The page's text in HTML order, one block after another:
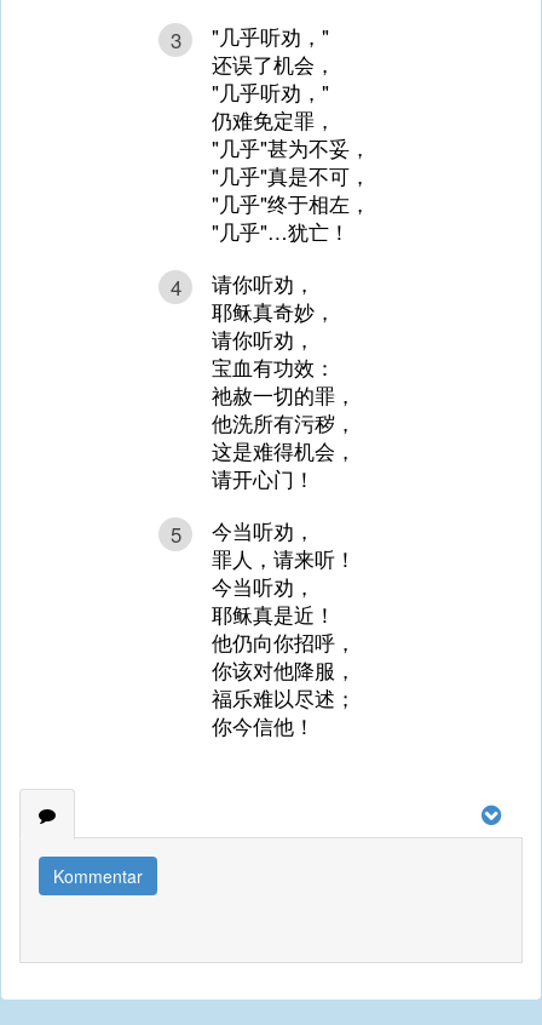
3
"几乎听劝，"
还误了机会，
"几乎听劝，"
仍难免定罪，
"几乎"甚为不妥，
"几乎"真是不可，
"几乎"终于相左，
"几乎"…犹亡！
4
请你听劝，
耶稣真奇妙，
请你听劝，
宝血有功效：
祂赦一切的罪，
他洗所有污秽，
这是难得机会，
请开心门！
5
今当听劝，
罪人，请来听！
今当听劝，
耶稣真是近！
他仍向你招呼，
你该对他降服，
福乐难以尽述；
你今信他！
Kommentar